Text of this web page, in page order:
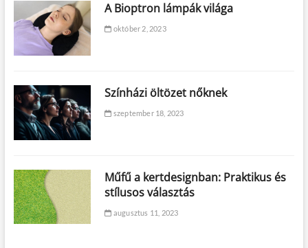
A Bioptron lámpák világa
október 2, 2023
Színházi öltözet nőknek
szeptember 18, 2023
Műfű a kertdesignban: Praktikus és
stílusos választás
augusztus 11, 2023